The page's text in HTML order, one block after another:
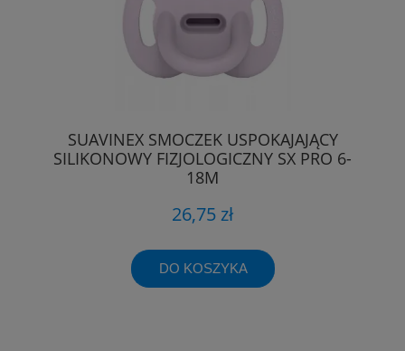
SUAVINEX SMOCZEK USPOKAJAJĄCY
SILIKONOWY FIZJOLOGICZNY SX PRO 6-
18M
26,75 zł
DO KOSZYKA